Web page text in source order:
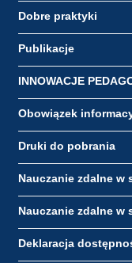
Dobre praktyki
Publikacje
INNOWACJE
Obowiązek
Druki do pobrania
Nauczanie zdalne w
Nauczanie zdalne w
Deklaracja